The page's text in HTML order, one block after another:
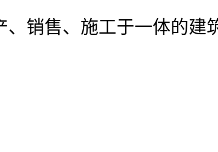
、销售、施工于一体的建